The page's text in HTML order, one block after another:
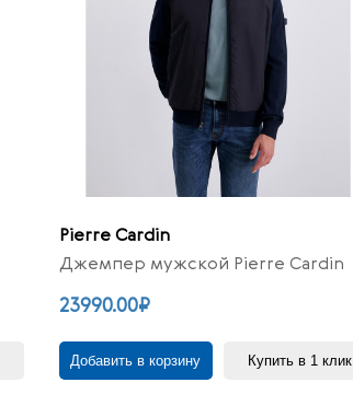
Pierre Cardin
Джемпер мужской Pierre Cardin
23990.00₽
Добавить в корзину Купить в 1 клик